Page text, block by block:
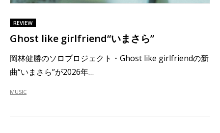
REVIEW
Ghost like girlfriend“いまさら”
岡林健勝のソロプロジェクト・Ghost like girlfriendの新
曲“いまさら”が2026年…
MUSIC